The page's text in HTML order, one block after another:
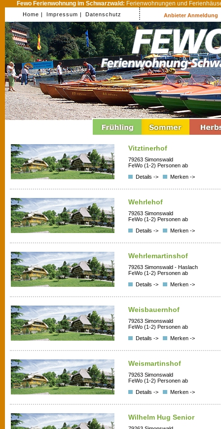
Fewo Ferienwohnung im Schwarzwald: Ferienwohnungen und
Home | Impressum | Datenschutz Anbieter Anmeldung
Vitztinerhof
79263 Simonswald
FeWo (1-2) Personen ab
Details ->
Merken ->
Wehrlehof
79263 Simonswald
FeWo (1-2) Personen ab
Details ->
Merken ->
Wehrlemartinshof
79263 Simonswald - Haslach
FeWo (1-2) Personen ab
Details ->
Merken ->
Weisbauernhof
79263 Simonswald
FeWo (1-2) Personen ab
Details ->
Merken ->
Weismartinshof
79263 Simonswald
FeWo (1-2) Personen ab
Details ->
Merken ->
Wilhelm Hug Senior